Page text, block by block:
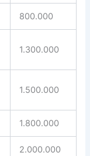
800.000
1.300.000
1.500.000
1.800.000
2.000.000